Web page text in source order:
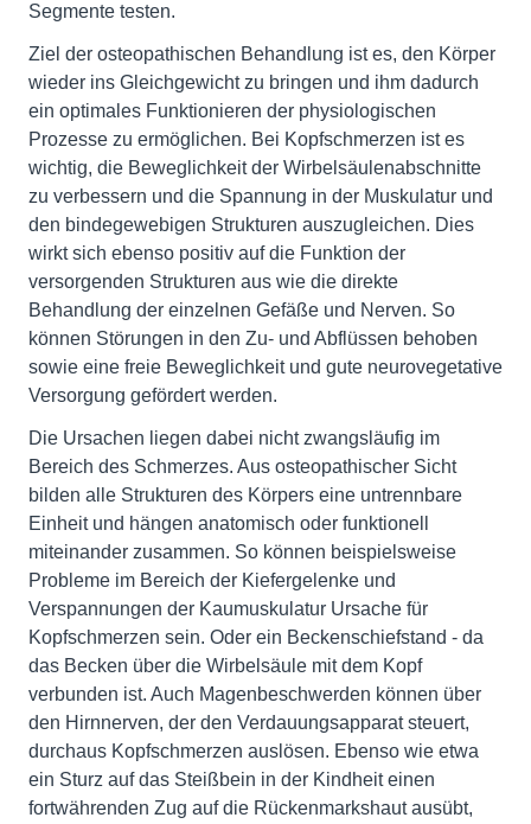
Segmente testen.
Ziel der osteopathischen Behandlung ist es, den Körper
wieder ins Gleichgewicht zu bringen und ihm dadurch
ein optimales Funktionieren der physiologischen
Prozesse zu ermöglichen. Bei Kopfschmerzen ist es
wichtig, die Beweglichkeit der Wirbelsäulenabschnitte
zu verbessern und die Spannung in der Muskulatur und
den bindegewebigen Strukturen auszugleichen. Dies
wirkt sich ebenso positiv auf die Funktion der
versorgenden Strukturen aus wie die direkte
Behandlung der einzelnen Gefäße und Nerven. So
können Störungen in den Zu- und Abflüssen behoben
sowie eine freie Beweglichkeit und gute neurovegetative
Versorgung gefördert werden.
Die Ursachen liegen dabei nicht zwangsläufig im
Bereich des Schmerzes. Aus osteopathischer Sicht
bilden alle Strukturen des Körpers eine untrennbare
Einheit und hängen anatomisch oder funktionell
miteinander zusammen. So können beispielsweise
Probleme im Bereich der Kiefergelenke und
Verspannungen der Kaumuskulatur Ursache für
Kopfschmerzen sein. Oder ein Beckenschiefstand - da
das Becken über die Wirbelsäule mit dem Kopf
verbunden ist. Auch Magenbeschwerden können über
den Hirnnerven, der den Verdauungsapparat steuert,
durchaus Kopfschmerzen auslösen. Ebenso wie etwa
ein Sturz auf das Steißbein in der Kindheit einen
fortwährenden Zug auf die Rückenmarkshaut ausübt,